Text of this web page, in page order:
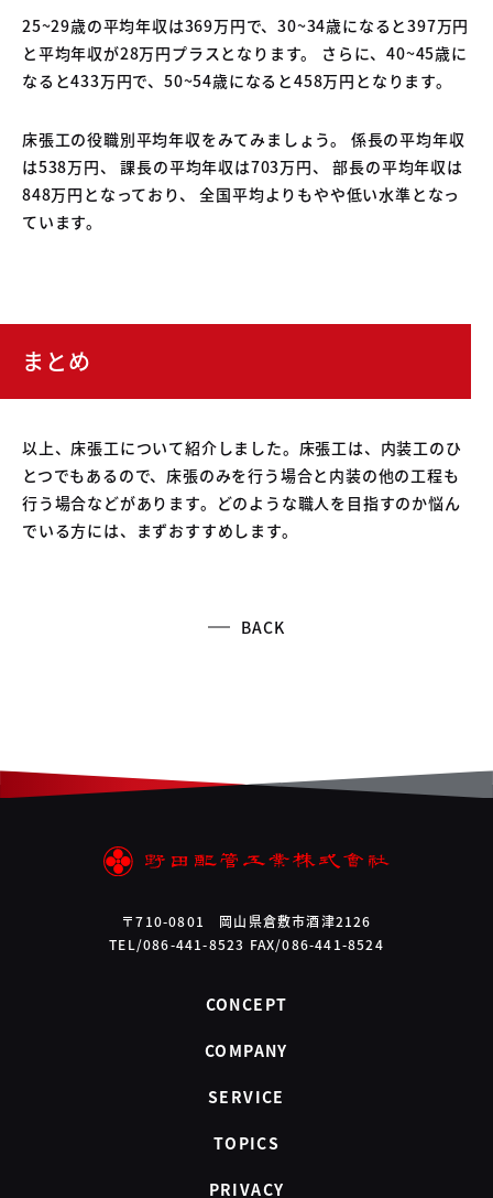
25~29歳の平均年収は369万円で、30~34歳になると397万円
と平均年収が28万円プラスとなります。 さらに、40~45歳に
なると433万円で、50~54歳になると458万円となります。
床張工の役職別平均年収をみてみましょう。 係長の平均年収
は538万円、 課長の平均年収は703万円、 部長の平均年収は
848万円となっており、 全国平均よりもやや低い水準となっ
ています。
まとめ
以上、床張工について紹介しました。床張工は、内装工のひ
とつでもあるので、床張のみを行う場合と内装の他の工程も
行う場合などがあります。どのような職人を目指すのか悩ん
でいる方には、まずおすすめします。
BACK
〒710-0801 岡山県倉敷市酒津2126
TEL/086-441-8523 FAX/086-441-8524
CONCEPT
COMPANY
SERVICE
TOPICS
PRIVACY